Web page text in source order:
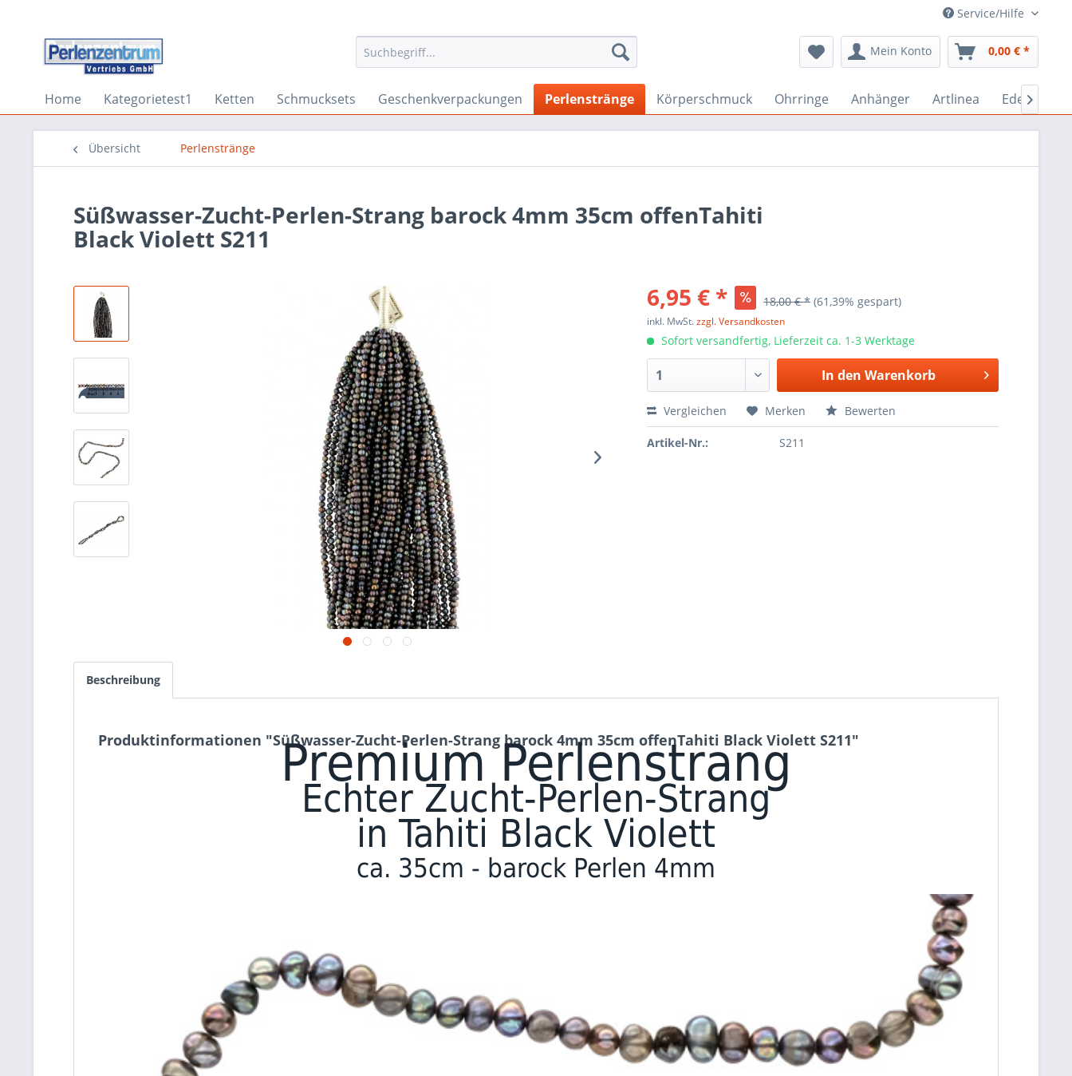
Service/Hilfe
Mein Konto 0,00 € *
Home Kategorietest1 Ketten Schmucksets Geschenkverpackungen Perlenstränge Körperschmuck Ohrringe Anhänger Artlinea Edelstein-

Übersicht Perlenstränge
Süßwasser-Zucht-Perlen-Strang barock 4mm 35cm offenTahiti
Black Violett S211
6,95 € *
18,00 € * (61,39% gespart)
inkl. MwSt.zzgl. Versandkosten
Sofort versandfertig, Lieferzeit ca. 1-3 Werktage
In den Warenkorb
Vergleichen Merken Bewerten
Artikel-Nr.: S211
Beschreibung
Produktinformationen "Süßwasser-Zucht-Perlen-Strang barock 4mm 35cm offenTahiti Black Violett S211"
Premium Perlenstrang
Echter Zucht-Perlen-Strang
in Tahiti Black Violett
ca. 35cm - barock Perlen 4mm